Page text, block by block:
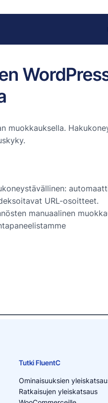
muokkauksella.
URL-osoitteet.
manuaalinen
Tutki FluentC
Ominaisuuksien
Ratkaisujen yleiskatsaus